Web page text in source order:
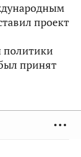
проект
политики
принят